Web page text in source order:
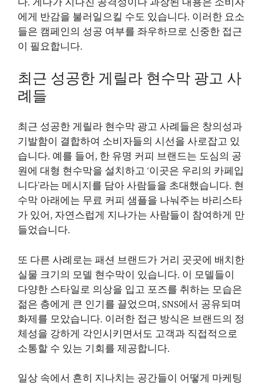
에게 반감을 불러일으킬 수도 있습니다. 이러한 요소
들은 캠페인의 성공 여부를 좌우하므로 신중한 접근
이 필요합니다.
최근 성공한 게릴라 현수막 광고 사
례들
최근 성공한 게릴라 현수막 광고 사례들은 창의성과
기발함이 결합하여 소비자들의 시선을 사로잡고 있
습니다. 예를 들어, 한 유명 커피 브랜드는 도심의 공
원에 대형 현수막을 설치하고 ‘이곳은 우리의 카페입
니다’라는 메시지를 담아 사람들을 초대했습니다. 현
수막 아래에는 무료 커피 샘플을 나눠주는 바리스타
가 있어, 자연스럽게 지나가는 사람들이 참여하게 만
들었습니다.
또 다른 사례로는 패션 브랜드가 거리 곳곳에 배치한
실물 크기의 모델 현수막이 있습니다. 이 모델들이
다양한 스타일로 의상을 입고 포즈를 취하는 모습은
젊은 층에게 큰 인기를 끌었으며, SNS에서 공유되며
화제를 모았습니다. 이러한 접근 방식은 브랜드의 정
체성을 강하게 각인시키면서도 고객과 직접적으로
소통할 수 있는 기회를 제공합니다.
일상 속에서 흔히 지나치는 공간들이 어떻게 마케팅